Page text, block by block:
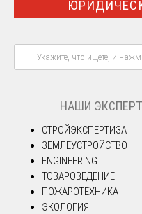
НАШИ
СТРОЙЭКСПЕРТИЗА
ЗЕМЛЕУСТРОЙСТВО
ENGINEERING
ТОВАРОВЕДЕНИЕ
ПОЖАРОТЕХНИКА
ЭКОЛОГИЯ